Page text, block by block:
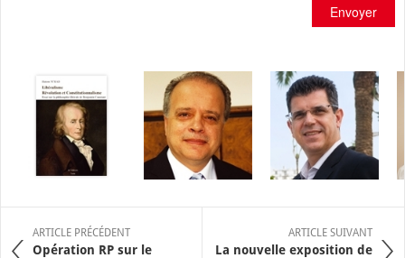
Envoyer
ARTICLE PRÉCÉDENT
Opération RP sur le
ARTICLE SUIVANT
La nouvelle exposition de